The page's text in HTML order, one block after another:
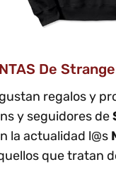
De
regalos y
y seguidores de
la actualidad l@s
que tratan